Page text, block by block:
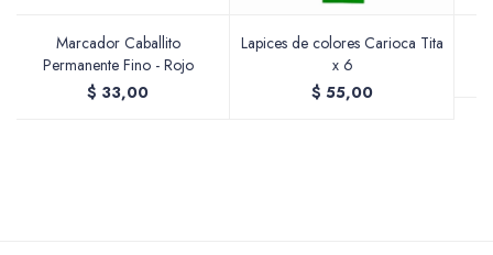
Marcador Caballito
Permanente Fino - Rojo
$ 33,00
Lapices de colores Carioca Tita
x 6
$ 55,00
Pinceles